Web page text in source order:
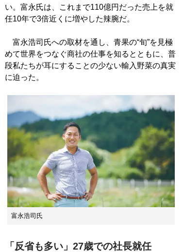
い。富永氏は、これまで110億円だった売上を就
任10年で3倍近くに増やした辣腕だ。
富永浩司氏への取材を通し、青果の“旬”を見極
めて世界をつなぐ商社の仕事を知るとともに、普
段私たちが耳にすることの少ない輸入野菜の真実
に迫った。
富永浩司氏
「反省も多い」27歳での社長就任